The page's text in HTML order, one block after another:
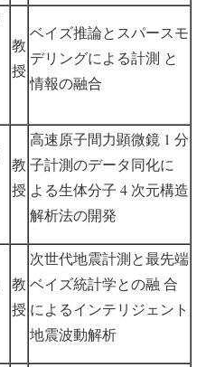
教
授
ベイズ推論とスパースモ
デリングによる計測 と
情報の融合
教
授
高速原子間力顕微鏡 1 分
子計測のデータ同化に
よる生体分子 4 次元構造
解析法の開発
教
授
次世代地震計測と最先端
ベイズ統計学との融 合
によるインテリジェント
地震波動解析